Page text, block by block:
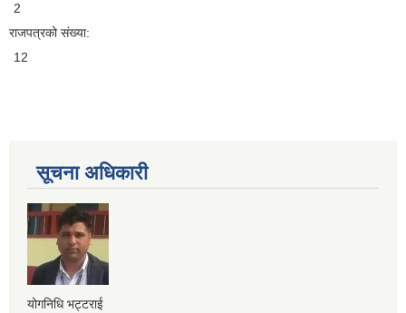
2
राजपत्रको संख्या:
12
सूचना अधिकारी
योगनिधि भट्टराई